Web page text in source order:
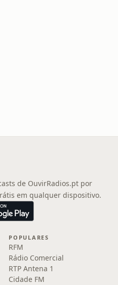
de OuvirRadios.pt por
em qualquer dispositivo.
POPULARES
RFM
Rádio Comercial
RTP Antena 1
Cidade FM